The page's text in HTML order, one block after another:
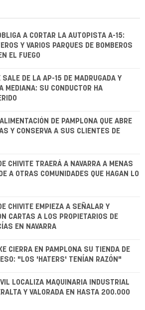
A CORTAR LA AUTOPISTA A-15:
Y VARIOS PARQUES DE BOMBEROS
EL FUEGO
SALE DE LA AP-15 DE MADRUGADA Y
MEDIANA: SU CONDUCTOR HA
DE PAMPLONA QUE ABRE
Y CONSERVA A SUS CLIENTES DE
CHIVITE TRAERÁ A NAVARRA A MENAS
A OTRAS COMUNIDADES QUE HAGAN LO
CHIVITE EMPIEZA A SEÑALAR Y
CARTAS A LOS PROPIETARIOS DE
EN NAVARRA
CIERRA EN PAMPLONA SU TIENDA DE
"LOS 'HATERS' TENÍAN RAZÓN"
LOCALIZA MAQUINARIA INDUSTRIAL
Y VALORADA EN HASTA 200.000